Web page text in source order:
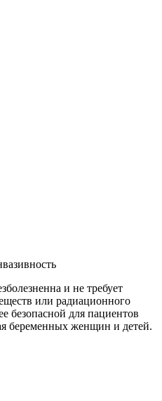
и не требует
или радиационного
безопасной для пациентов
беременных женщин и детей.